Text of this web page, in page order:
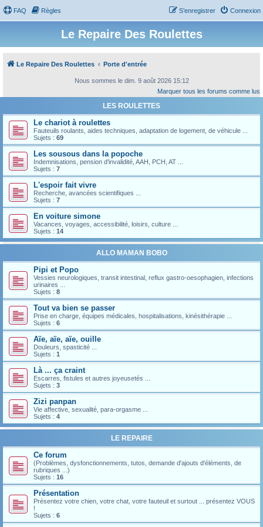
FAQ Règles Connexion
S’enregistrer
Le Repaire Des Roulettes
Le Repaire Des Roulettes Porte d'entrée
Nous sommes le dim. 9 août 2026 15:12
Marquer tous les forums comme lus
LES ROULETTES
Le chariot à roulettes
Fauteuils roulants, aides techniques, adaptation de logement, de véhicule ...
Sujets : 69
Les sousous dans la popoche
Indemnisations, pension d'invalidité, AAH, PCH, AT ...
Sujets : 7
L'espoir fait vivre
Recherche, avancées scientifiques ...
Sujets : 7
En voiture simone
Vacances, voyages, accessibilité, loisirs, culture ...
Sujets : 14
ALLO MAMAN BOBO
Pipi et Popo
Vessies neurologiques, transit intestinal, reflux gastro-oesophagien, infections
urinaires ...
Sujets : 8
Tout va bien se passer
Prise en charge, équipes médicales, hospitalisations, kinésithérapie ...
Sujets : 6
Aïe, aïe, aïe, ouille
Douleurs, spasticité ...
Sujets : 1
Là ... ça craint
Escarres, fistules et autres joyeusetés ...
Sujets : 3
Zizi panpan
Vie affective, sexualité, para-orgasme ...
Sujets : 4
LE REPAIRE
Ce forum
(Problèmes, dysfonctionnements, tutos, demande d'ajouts d'éléments, de
rubriques ...)
Sujets : 16
Présentation
Présentez votre chien, votre chat, votre fauteuil et surtout ... présentez VOUS
!
Sujets : 6